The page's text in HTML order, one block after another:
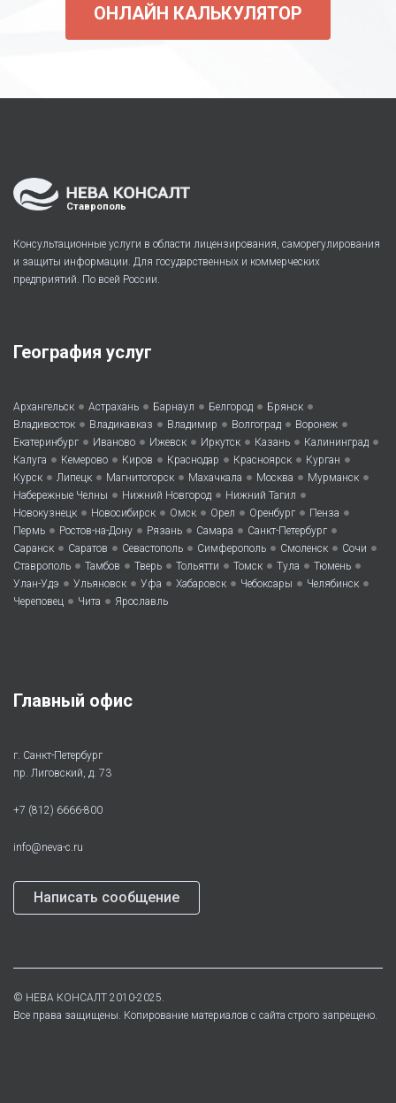
ОНЛАЙН КАЛЬКУЛЯТОР
Ставрополь
Консультационные услуги в области лицензирования, саморегулирования
и защиты информации. Для государственных и коммерческих
предприятий. По всей России.
География услуг
Архангельск • Астрахань • Барнаул • Белгород • Брянск •
Владивосток • Владикавказ • Владимир • Волгоград • Воронеж •
Екатеринбург • Иваново • Ижевск • Иркутск • Казань • Калининград •
Калуга • Кемерово • Киров • Краснодар • Красноярск • Курган •
Курск • Липецк • Магнитогорск • Махачкала • Москва • Мурманск •
Набережные Челны • Нижний Новгород • Нижний Тагил •
Новокузнецк • Новосибирск • Омск • Орел • Оренбург • Пенза •
Пермь • Ростов-на-Дону • Рязань • Самара • Санкт-Петербург •
Саранск • Саратов • Севастополь • Симферополь • Смоленск • Сочи •
Ставрополь • Тамбов • Тверь • Тольятти • Томск • Тула • Тюмень •
Улан-Удэ • Ульяновск • Уфа • Хабаровск • Чебоксары • Челябинск •
Череповец • Чита • Ярославль
Главный офис
г. Санкт-Петербург
пр. Лиговский, д. 73
+7 (812) 6666-800
info@neva-c.ru
Написать сообщение
© НЕВА КОНСАЛТ 2010-2025.
Все права защищены. Копирование материалов с сайта строго запрещено.